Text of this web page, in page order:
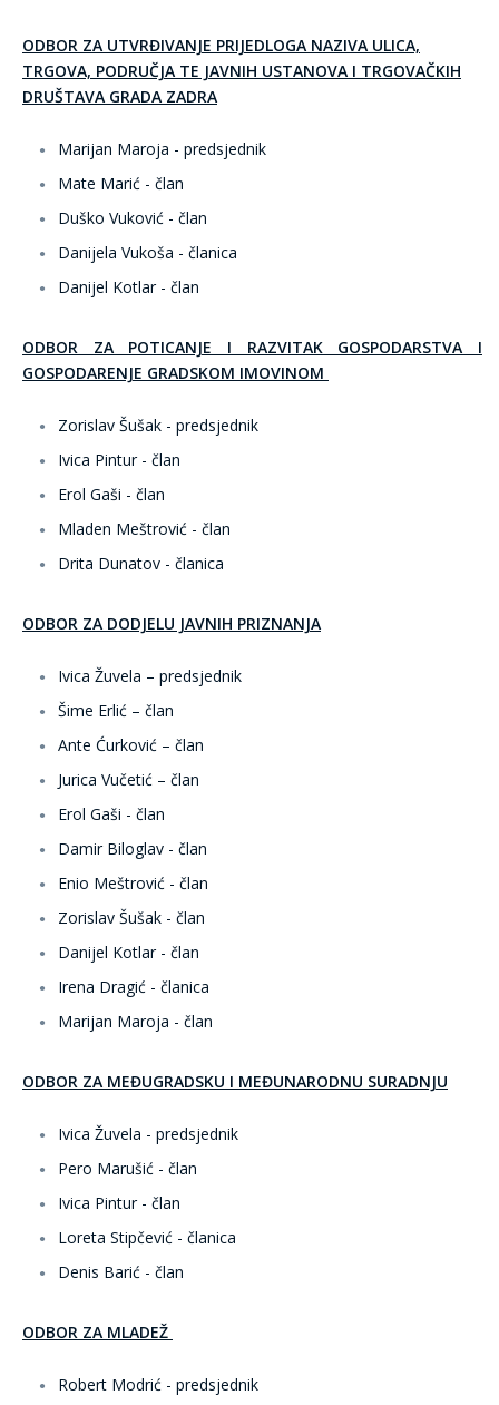
ODBOR ZA UTVRĐIVANJE PRIJEDLOGA NAZIVA ULICA,
TRGOVA, PODRUČJA TE JAVNIH USTANOVA I TRGOVAČKIH
DRUŠTAVA GRADA ZADRA
Marijan Maroja - predsjednik
Mate Marić - član
Duško Vuković - član
Danijela Vukoša - članica
Danijel Kotlar - član
ODBOR ZA POTICANJE I RAZVITAK GOSPODARSTVA I
GOSPODARENJE GRADSKOM IMOVINOM
Zorislav Šušak - predsjednik
Ivica Pintur - član
Erol Gaši - član
Mladen Meštrović - član
Drita Dunatov - članica
ODBOR ZA DODJELU JAVNIH PRIZNANJA
Ivica Žuvela – predsjednik
Šime Erlić – član
Ante Ćurković – član
Jurica Vučetić – član
Erol Gaši - član
Damir Biloglav - član
Enio Meštrović - član
Zorislav Šušak - član
Danijel Kotlar - član
Irena Dragić - članica
Marijan Maroja - član
ODBOR ZA MEĐUGRADSKU I MEĐUNARODNU SURADNJU
Ivica Žuvela - predsjednik
Pero Marušić - član
Ivica Pintur - član
Loreta Stipčević - članica
Denis Barić - član
ODBOR ZA MLADEŽ
Robert Modrić - predsjednik